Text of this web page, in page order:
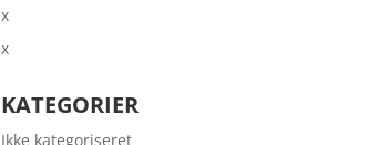
x
x
KATEGORIER
Ikke kategoriseret